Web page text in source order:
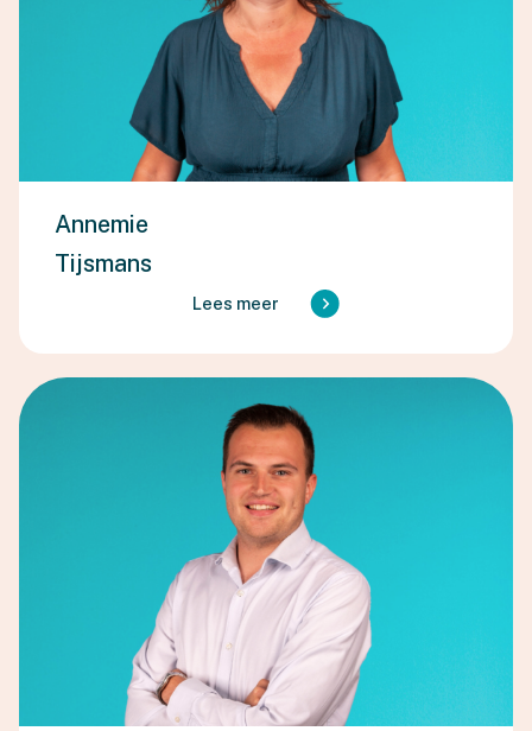
Annemie
Tijsmans
Lees meer